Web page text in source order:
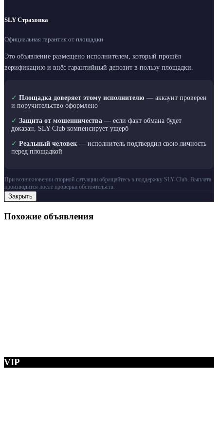
SLY Страховка
Официальная гарантия от площадки
Это объявление размещено исполнителем, который прошёл
верификацию и внёс гарантийный депозит в пользу площадки.
✓ Площадка доверяет этому исполнителю — аккаунт проверен
и поручительство оформлено
✓ Защита от мошенничества — если факт обмана будет
доказан, SLY Club компенсирует ущерб
✓ Реальный человек — исполнитель подтвердил свою личность
перед площадкой
При возникновении спорной ситуации обращайтесь в поддержку SLY Club. Выплата
производится после проверки обстоятельств.
Закрыть
Похожие объявления
VIP